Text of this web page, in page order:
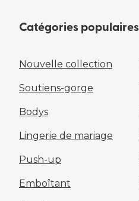
Catégories populaires
Nouvelle collection
Soutiens-gorge
Bodys
Lingerie de mariage
Push-up
Emboîtant